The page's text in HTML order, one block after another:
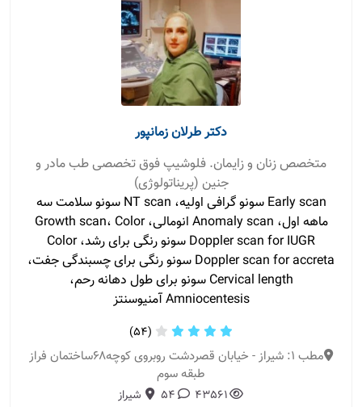
دکتر طرلان زمانپور
متخصص زنان و زایمان. فلوشیپ فوق تخصصی طب مادر و
جنین (پریناتولوژی)
Early scan سونو گرافی اولیه، NT scan سونو سلامت سه
ماهه اول، Anomaly scan انومالی، Growth scan، Color
Doppler scan for IUGR سونو رنگی برای رشد، Color
Doppler scan for accreta سونو رنگی برای چسبندگی جفت،
Cervical length سونو برای طول دهانه رحم،
Amniocentesis آمنیوسنتز
(54)
مطب 1: شیراز - خیابان قصردشت روبروی کوچه۶۸ساختمان فراز
طبقه سوم
43561
54 شیراز